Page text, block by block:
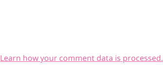
Learn how your comment data is processed.